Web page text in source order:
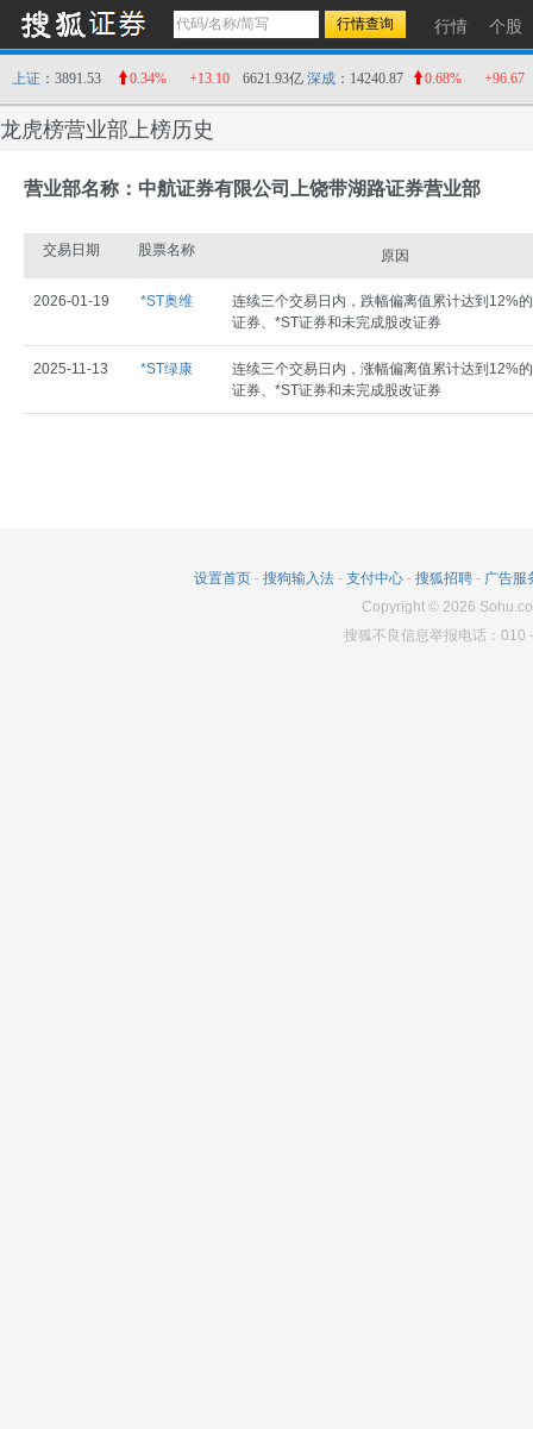
行情 个股
上证 ：3891.53 0.34% +13.10 6621.93亿 深成 ：14240.87 0.68% +96.67
龙虎榜营业部上榜历史
营业部名称：中航证券有限公司上饶带湖路证券营业部
交易日期 股票名称 原因
2026-01-19 *ST奥维
连续三个交易日内，跌幅偏离值累计达到12%
证券、*ST证券和未完成股改证券
2025-11-13 *ST绿康
连续三个交易日内，涨幅偏离值累计达到12%
证券、*ST证券和未完成股改证券
设置首页 - 搜狗输入法 - 支付中心 - 搜狐招聘 - 广告服
Copyright© 2026
搜狐不良信息举报电话：010